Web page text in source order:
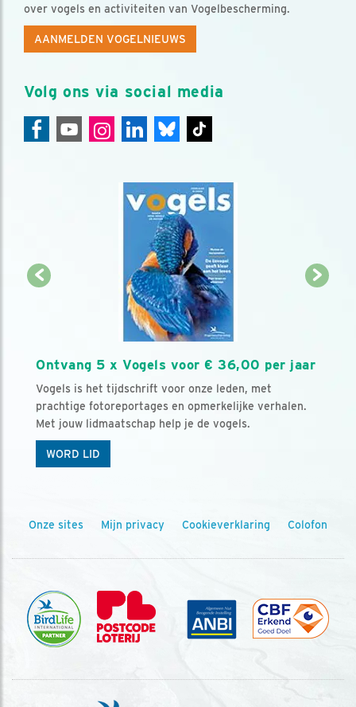
over vogels en activiteiten van Vogelbescherming.
AANMELDEN VOGELNIEUWS
Volg ons via social media
Ontvang 5 x Vogels voor € 36,00 per jaar
Vogels is het tijdschrift voor onze leden, met
prachtige fotoreportages en opmerkelijke verhalen.
Met jouw lidmaatschap help je de vogels.
WORD LID
Onze sites Mijn privacy Cookieverklaring Colofon